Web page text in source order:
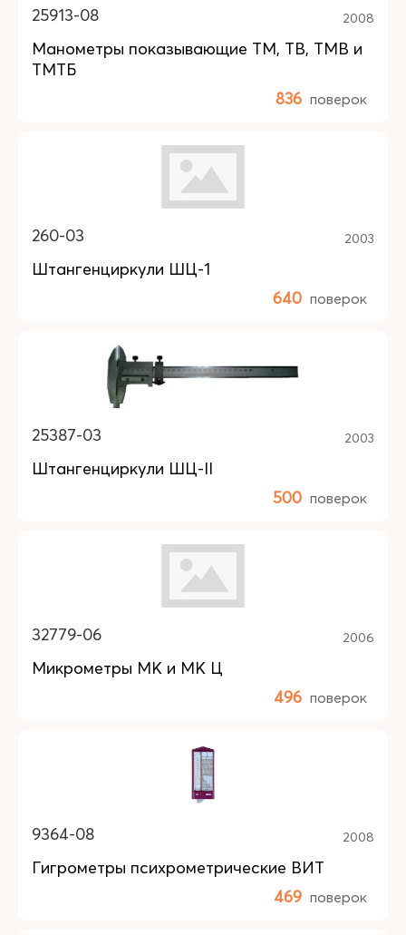
25913-08 2008
Манометры показывающие ТМ, ТВ, ТМВ и
ТМТБ
836 поверок
260-03 2003
Штангенциркули ШЦ-1
640 поверок
25387-03 2003
Штангенциркули ШЦ-II
500 поверок
32779-06 2006
Микрометры МК и МК Ц
496 поверок
9364-08 2008
Гигрометры психрометрические ВИТ
469 поверок